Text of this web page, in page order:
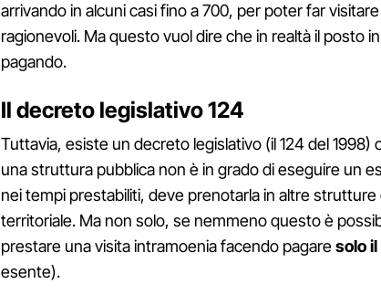
arrivando in alcuni casi fino a 700, per poter far
ragionevoli. Ma questo vuol dire che in realtà il posto
pagando.
Il decreto legislativo 124
Tuttavia, esiste un decreto legislativo (il 124 del 1998)
una struttura pubblica non è in grado di eseguire un
nei tempi prestabiliti, deve prenotarla in altre
territoriale. Ma non solo, se nemmeno questo è
prestare una visita intramoenia facendo pagaresolo
esente).